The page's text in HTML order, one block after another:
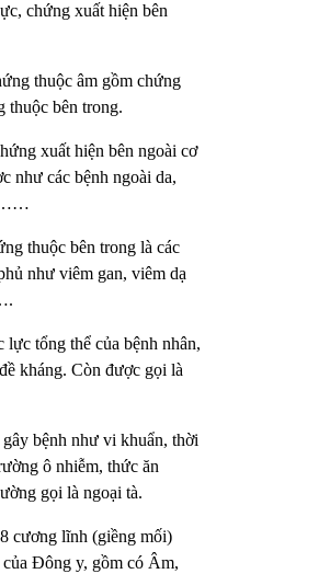
chứng xuất hiện bên
thuộc âm gồm chứng
thuộc bên trong.
xuất hiện bên ngoài cơ
như các bệnh ngoài da,
thuộc bên trong là các
như viêm gan, viêm dạ
lực tổng thể của bệnh nhân,
kháng. Còn được gọi là
bệnh như vi khuẩn, thời
ô nhiễm, thức ăn
gọi là ngoại tà.
cương lĩnh (giềng mối)
Đông y, gồm có Âm,